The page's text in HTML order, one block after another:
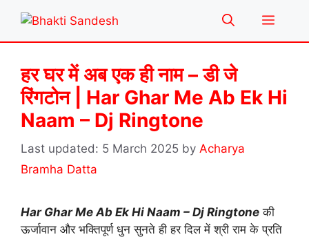
content
Menu
हर घर में अब एक ही नाम – डी जे
रिंगटोन | Har Ghar Me Ab Ek Hi
Naam – Dj Ringtone
5 March 2025 by Acharya
Bramha Datta
Har Ghar Me Ab Ek Hi Naam – Dj Ringtone की
ऊर्जावान और भक्तिपूर्ण धुन सुनते ही हर दिल में श्री राम के प्रति